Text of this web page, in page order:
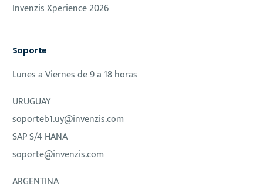
Invenzis Xperience 2026
Soporte
Lunes a Viernes de 9 a 18 horas
URUGUAY
soporteb1.uy@invenzis.com
SAP S/4 HANA
soporte@invenzis.com
ARGENTINA